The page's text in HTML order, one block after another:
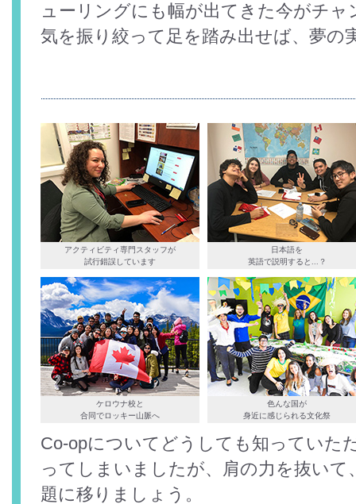
ューリングにも幅が出てきた今がチ
気を振り絞って足を踏み出せば、夢の
アクティビティ専門スタッフが
試行錯誤しています
日本語を
英語で説明すると...？
ケロウナ校と
合同でロッキー山脈へ
色んな国が
身近に感じられる文化祭
Co-opについてどうしても知っていた
ってしまいましたが、肩の力を抜い
題に移りましょう。